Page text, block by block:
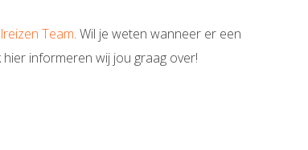
Team. Wil je weten wanneer er een
informeren wij jou graag over!